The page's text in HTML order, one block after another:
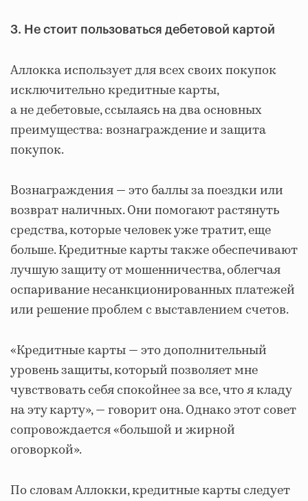
3. Не стоит пользоваться дебетовой картой
Аллокка использует для всех своих покупок
исключительно кредитные карты,
а не дебетовые, ссылаясь на два основных
преимущества: вознаграждение и защита
покупок.
Вознаграждения — это баллы за поездки или
возврат наличных. Они помогают растянуть
средства, которые человек уже тратит, еще
больше. Кредитные карты также обеспечивают
лучшую защиту от мошенничества, облегчая
оспаривание несанкционированных платежей
или решение проблем с выставлением счетов.
«Кредитные карты — это дополнительный
уровень защиты, который позволяет мне
чувствовать себя спокойнее за все, что я кладу
на эту карту», — говорит она. Однако этот совет
сопровождается «большой и жирной
оговоркой».
По словам Аллокки, кредитные карты следует